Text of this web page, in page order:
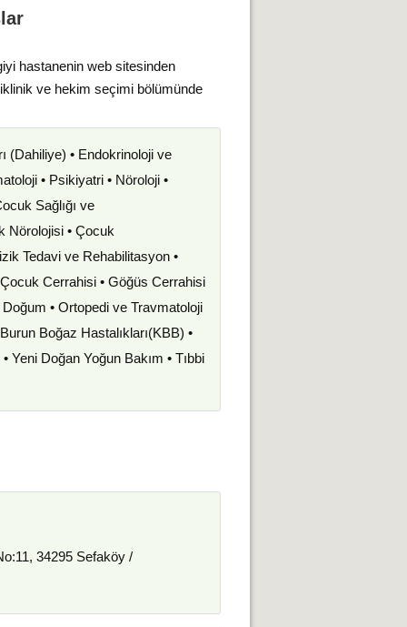
hastanenin web sitesinden
ve hekim seçimi bölümünde
(Dahiliye) • Endokrinoloji ve
• Psikiyatri • Nöroloji •
Sağlığı ve
Nörolojisi • Çocuk
Tedavi ve Rehabilitasyon •
Cerrahisi • Göğüs Cerrahisi
Doğum • Ortopedi ve Travmatoloji
Boğaz Hastalıkları(KBB) •
Yeni Doğan Yoğun Bakım • Tıbbi
34295 Sefaköy /